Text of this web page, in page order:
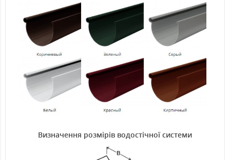
Визначення розмірів водостічної системи